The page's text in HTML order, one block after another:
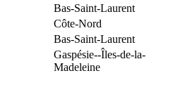
Bas-Saint-Laurent
Côte-Nord
Bas-Saint-Laurent
Gaspésie--Îles-de-la-
Madeleine